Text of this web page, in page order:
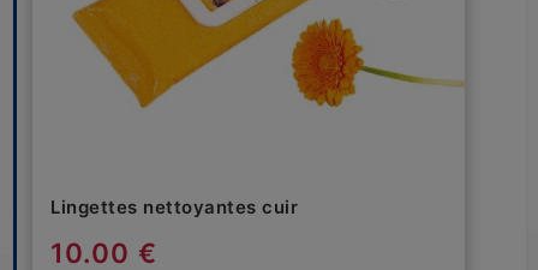
Lingettes nettoyantes cuir
10.00 €